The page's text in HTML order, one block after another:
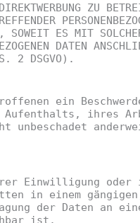
ZU
ES MIT
DATEN
2 DSGVO).
ein
Aufenthalts, ihres
unbeschadet
Einwilligung
in einem gängigen,
der Daten an
ist.